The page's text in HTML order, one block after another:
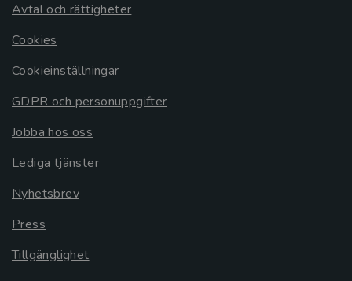
Avtal och rättigheter
Cookies
Cookieinställningar
GDPR och personuppgifter
Jobba hos oss
Lediga tjänster
Nyhetsbrev
Press
Tillgänglighet